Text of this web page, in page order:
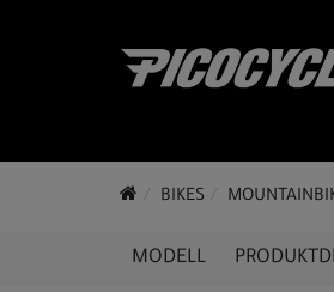
BIKES
MODELL